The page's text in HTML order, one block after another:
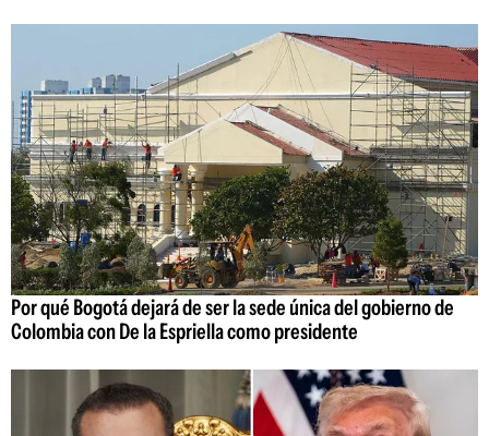
Por qué Bogotá dejará de ser la sede única del gobierno de
Colombia con De la Espriella como presidente